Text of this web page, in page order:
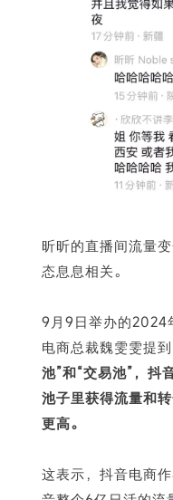
昕昕的直播间流量
态息息相关。
9月9日举办的2024
电商总裁魏雯雯提
池”和“交易池”，抖
池子里获得流量和
更高。
这表示，抖音电商